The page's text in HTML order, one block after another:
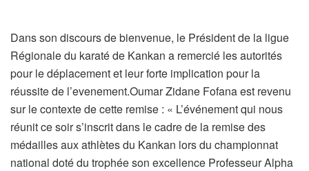
Dans son discours de bienvenue, le Président de la ligue
Régionale du karaté de Kankan a remercié les autorités
pour le déplacement et leur forte implication pour la
réussite de l’evenement.Oumar Zidane Fofana est revenu
sur le contexte de cette remise : « L’événement qui nous
réunit ce soir s’inscrit dans le cadre de la remise des
médailles aux athlètes du Kankan lors du championnat
national doté du trophée son excellence Professeur Alpha